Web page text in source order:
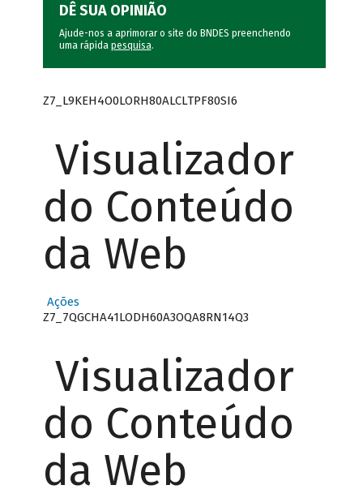
DÊ SUA OPINIÃO
Ajude-nos a aprimorar o site do BNDES preenchendo
uma rápida pesquisa.
Z7_L9KEH4O0LORH80ALCLTPF80SI6
Visualizador
do Conteúdo
da Web
Ações
Z7_7QGCHA41LODH60A3OQA8RN14Q3
Visualizador
do Conteúdo
da Web